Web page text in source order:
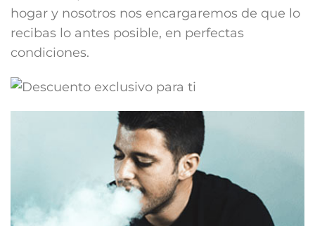
hogar y nosotros nos encargaremos de que lo
recibas lo antes posible, en perfectas
condiciones.